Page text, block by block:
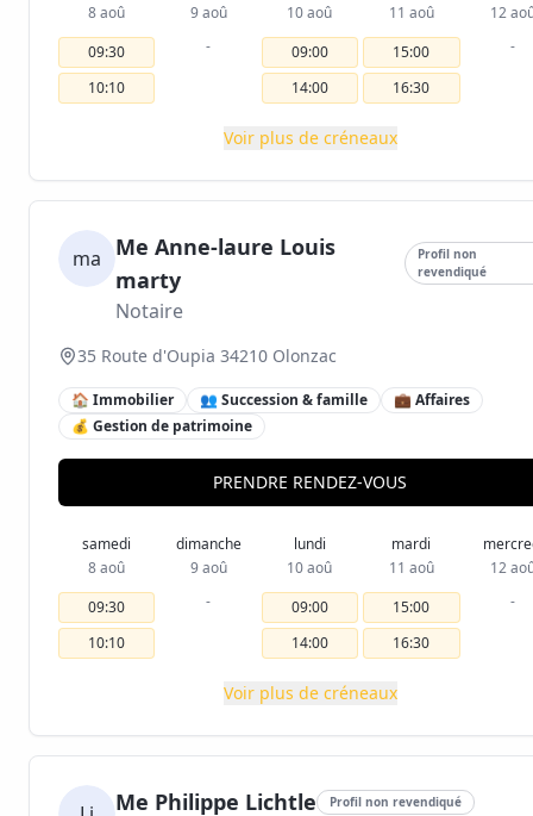
8 aoû
09:30
10:10
9 aoû
-
10 aoû
09:00
14:00
11 aoû
15:00
16:30
12
-
Voir plus de créneaux
ma
Me Anne-laure Louis
marty
Profil non
revendiqué
Notaire
35 Route d'Oupia 34210 Olonzac
🏠 Immobilier 👥 Succession & famille
💼 Affaires
💰 Gestion de patrimoine
PRENDRE RENDEZ-VOUS
samedi
8 aoû
09:30
10:10
dimanche
9 aoû
-
lundi
10 aoû
09:00
14:00
mardi
11 aoû
15:00
16:30
12
-
Voir plus de créneaux
Me Philippe Lichtle Profil non revendiqué